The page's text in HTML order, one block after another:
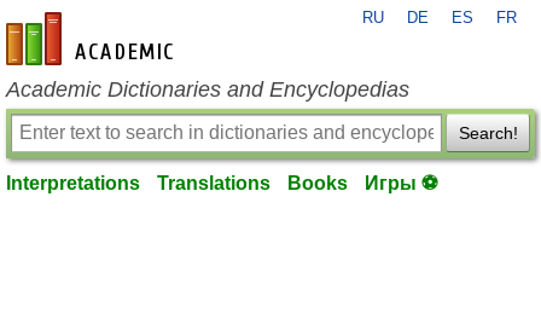
en-academic.com
RU DE ES FR
Academic Dictionaries and Encyclopedias
Search!
Interpretations Translations Books Игры ⚽